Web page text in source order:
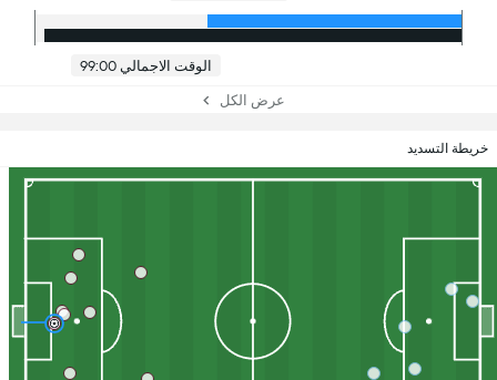
الوقت الاجمالي 99:00
عرض الكل
خريطة التسديد